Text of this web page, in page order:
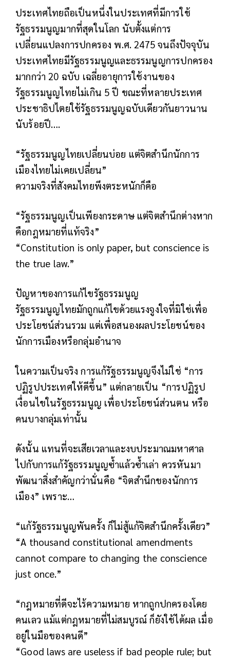
ประเทศไทยถือเป็นหนึ่งในประเทศที่มีการใช้
รัฐธรรมนูญมากที่สุดในโลก นับตั้งแต่การ
เปลี่ยนแปลงการปกครอง พ.ศ. 2475 จนถึงปัจจุบัน
ประเทศไทยมีรัฐธรรมนูญและธรรมนูญการปกครอง
มากกว่า 20 ฉบับ เฉลี่ยอายุการใช้งานของ
รัฐธรรมนูญไทยไม่เกิน 5 ปี ขณะที่หลายประเทศ
ประชาธิปไตยใช้รัฐธรรมนูญฉบับเดียวกันยาวนาน
นับร้อยปี….
“รัฐธรรมนูญไทยเปลี่ยนบ่อย แต่จิตสำนึกนักการ
เมืองไทยไม่เคยเปลี่ยน”
ความจริงที่สังคมไทยพึงตระหนักก็คือ
“รัฐธรรมนูญเป็นเพียงกระดาษ แต่จิตสำนึกต่างหาก
คือกฎหมายที่แท้จริง”
“Constitution is only paper, but conscience is
the true law.”
ปัญหาของการแก้ไขรัฐธรรมนูญ
รัฐธรรมนูญไทยมักถูกแก้ไขด้วยแรงจูงใจที่มิใช่เพื่อ
ประโยชน์ส่วนรวม แต่เพื่อสนองผลประโยชน์ของ
นักการเมืองหรือกลุ่มอำนาจ
ในความเป็นจริง การแก้รัฐธรรมนูญจึงไม่ใช่ “การ
ปฏิรูปประเทศให้ดีขึ้น” แต่กลายเป็น “การปฏิรูป
เงื่อนไขในรัฐธรรมนูญ เพื่อประโยชน์ส่วนตน หรือ
คนบางกลุ่มเท่านั้น
ดังนั้น แทนที่จะเสียเวลาและงบประมาณมหาศาล
ไปกับการแก้รัฐธรรมนูญซ้ำแล้วซ้ำเล่า ควรหันมา
พัฒนาสิ่งสำคัญกว่านั่นคือ “จิตสำนึกของนักการ
เมือง” เพราะ…
“แก้รัฐธรรมนูญพันครั้ง ก็ไม่สู้แก้จิตสำนึกครั้งเดียว”
“A thousand constitutional amendments
cannot compare to changing the conscience
just once.”
“กฎหมายที่ดีจะไร้ความหมาย หากถูกปกครองโดย
คนเลว แม้แต่กฎหมายที่ไม่สมบูรณ์ ก็ยังใช้ได้ผล เมื่อ
อยู่ในมือของคนดี”
“Good laws are useless if bad people rule; but